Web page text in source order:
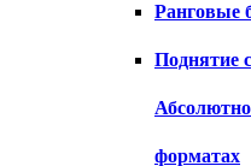
Ранговые
Поднятие
форматах